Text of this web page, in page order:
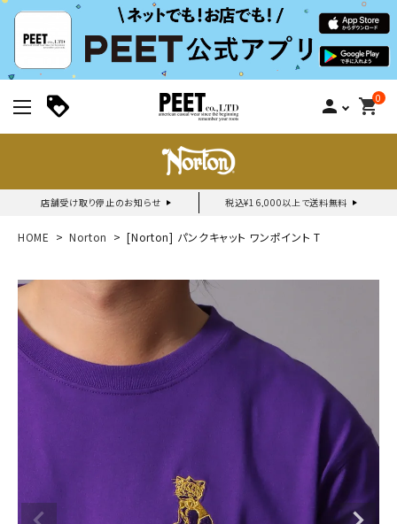
person 0
shopping_cart
店舗受け取り停止のお知らせ 税込¥16,000以上で送料無料
新規会員登録｜ログイン
ご利用ガイド
search
HOME Norton [Norton] パンクキャット ワンポイント T